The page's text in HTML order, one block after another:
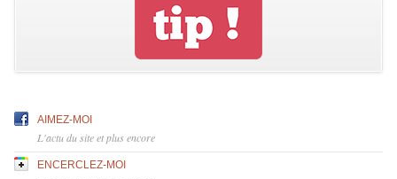
AIMEZ-MOI
L'actu du site et plus encore
ENCERCLEZ-MOI